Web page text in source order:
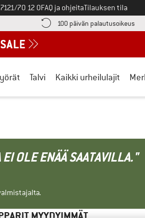
meille70 12 0FAQ ja ohjeitaTilauksen tila
tietokentässä 100 päivän palautusoikeus
Talvi Kaikki urheilulajit
EI OLE ENÄÄ SAATAVILLA."